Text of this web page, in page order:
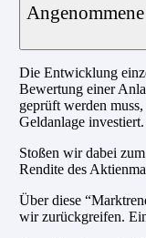
Die Entwicklung
Bewertung einer
geprüft werden
Geldanlage investiert.
Stoßen wir dabei
Rendite des
Über diese
wir zurückgreifen.